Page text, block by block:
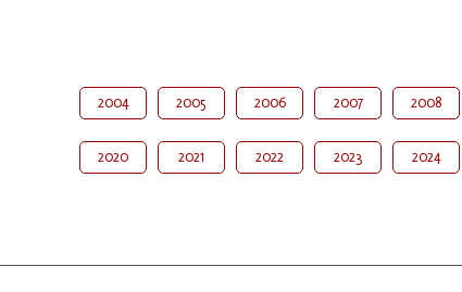
2004 2005 2006 2007 2008
2020 2021 2022 2023 2024